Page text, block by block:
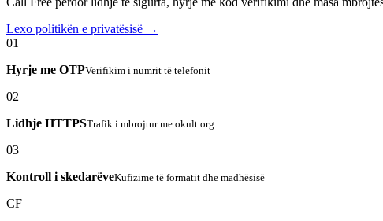
Lexo politikën e privatësisë →
01
Hyrje me OTPVerifikim i numrit të telefonit
02
Lidhje HTTPSTrafik i mbrojtur me okult.org
03
Kontroll i skedarëveKufizime të formatit dhe madhësisë
CF